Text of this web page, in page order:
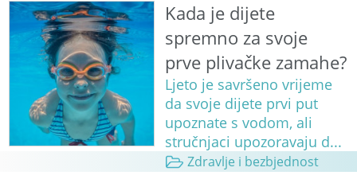
Kada je dijete
spremno za svoje
prve plivačke zamahe?
Ljeto je savršeno vrijeme
da svoje dijete prvi put
upoznate s vodom, ali
stručnjaci upozoravaju d...
Zdravlje i bezbjednost